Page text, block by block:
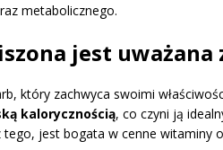
metabolicznego.
jest uważana
który zachwyca swoimi
kalorycznością, co czyni ją
jest bogata w cenne witaminy